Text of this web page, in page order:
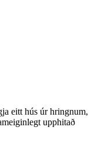
eitt hús úr hringnum,
upphitað